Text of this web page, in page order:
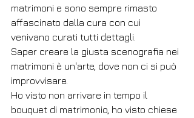
matrimoni e sono sempre rimasto
affascinato dalla cura con cui
venivano curati tutti dettagli.
Saper creare la giusta scenografia nei
matrimoni è un'arte, dove non ci si può
improvvisare.
Ho visto non arrivare in tempo il
bouquet di matrimonio, ho visto chiese